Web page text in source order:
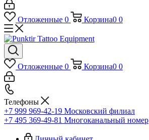
Отложенные 0 Корзина0 0
Отложенные 0 Корзина0 0
Телефоны
+7 999 969-42-19 Московский филиал
+7 495 369-49-81 Многоканальный номер